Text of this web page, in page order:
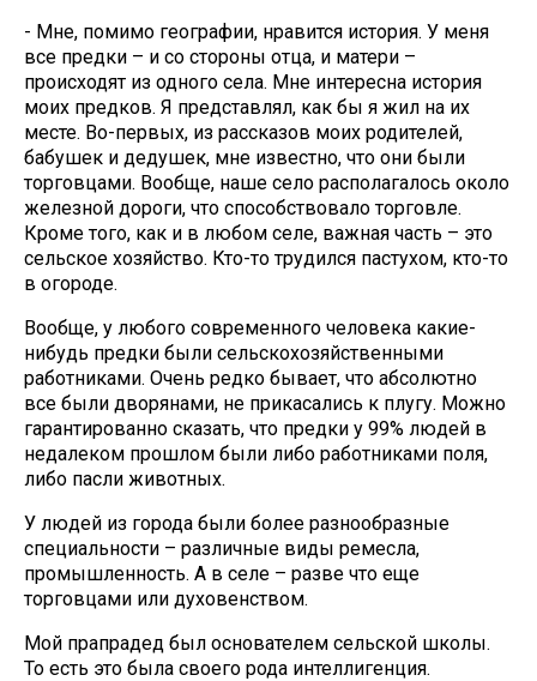
- Мне, помимо географии, нравится история. У меня
все предки – и со стороны отца, и матери –
происходят из одного села. Мне интересна история
моих предков. Я представлял, как бы я жил на их
месте. Во-первых, из рассказов моих родителей,
бабушек и дедушек, мне известно, что они были
торговцами. Вообще, наше село располагалось около
железной дороги, что способствовало торговле.
Кроме того, как и в любом селе, важная часть – это
сельское хозяйство. Кто-то трудился пастухом, кто-то
в огороде.
Вообще, у любого современного человека какие-
нибудь предки были сельскохозяйственными
работниками. Очень редко бывает, что абсолютно
все были дворянами, не прикасались к плугу. Можно
гарантированно сказать, что предки у 99% людей в
недалеком прошлом были либо работниками поля,
либо пасли животных.
У людей из города были более разнообразные
специальности – различные виды ремесла,
промышленность. А в селе – разве что еще
торговцами или духовенством.
Мой прапрадед был основателем сельской школы.
То есть это была своего рода интеллигенция.